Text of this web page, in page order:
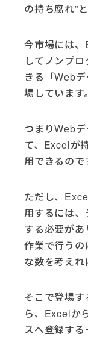
の持ち腐れ”
今市場には
してノンプ
きる「Web
場しています。
つまりWeb
て、Excelが
用できるので
ただし、
用するには
する必要が
作業で行う
な数を考えれ
そこで登場
ら、Excelか
スへ登録す